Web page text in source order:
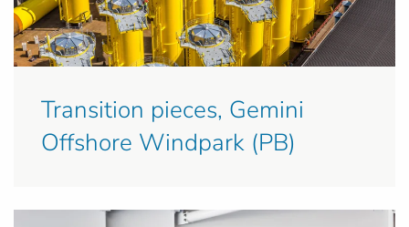
Transition pieces, Gemini
Offshore Windpark (PB)